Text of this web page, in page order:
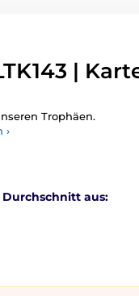
|
Trophäen.
›
aus: